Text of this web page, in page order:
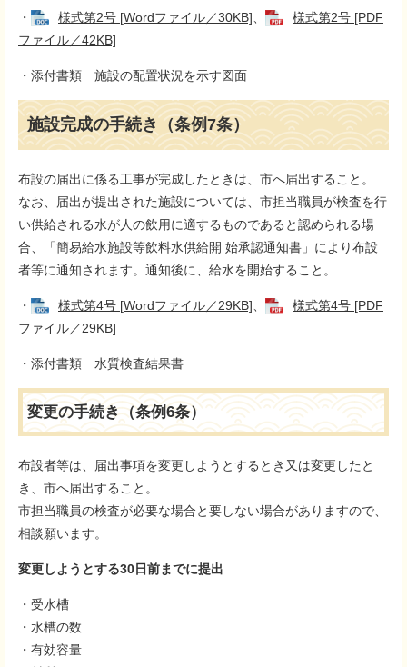
・ 様式第2号 [Wordファイル／30KB]
様式第2号 [PDF
ファイル／42KB]
・添付書類 施設の配置状況を示す図面
施設完成の手続き（条例7条）
布設の届出に係る工事が完成したときは、市へ届出すること。
なお、届出が提出された施設については、市担当職員が検査を行
い供給される水が人の飲用に適するものであると認められる場
合、「簡易給水施設等飲料水供給開 始承認通知書」により布設
者等に通知されます。通知後に、給水を開始すること。
・ 様式第4号 [Wordファイル／29KB]
様式第4号 [PDF
ファイル／29KB]
・添付書類 水質検査結果書
変更の手続き（条例6条）
布設者等は、届出事項を変更しようとするとき又は変更したと
き、市へ届出すること。
市担当職員の検査が必要な場合と要しない場合がありますので、
相談願います。
変更しようとする30日前までに提出​
・受水槽
・水槽の数
・有効容量